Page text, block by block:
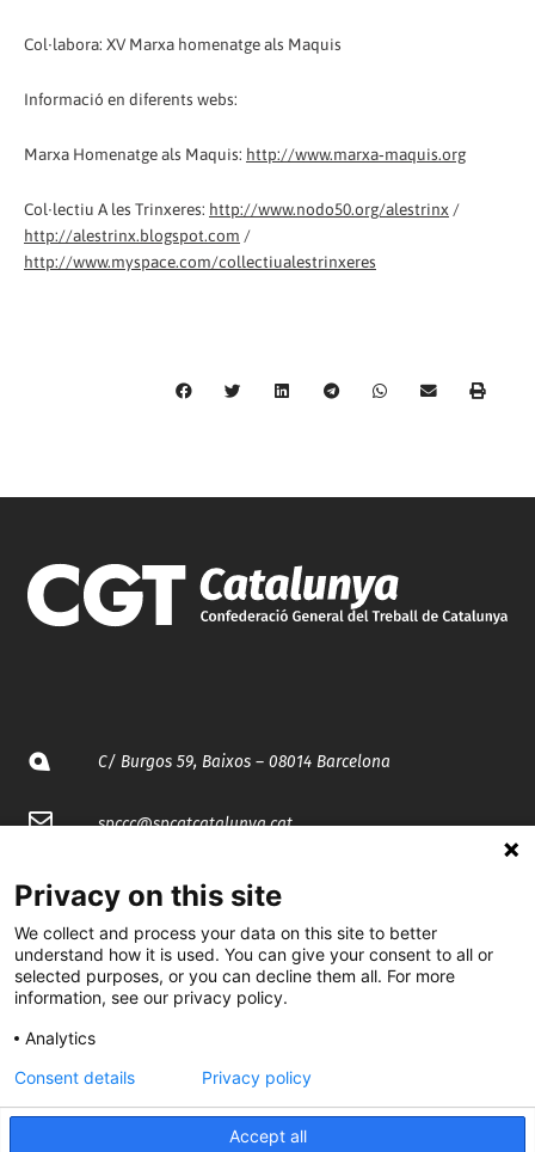
Col∙labora: XV Marxa homenatge als Maquis
Informació en diferents webs:
Marxa Homenatge als Maquis: http://www.marxa‐maquis.org
Col∙lectiu A les Trinxeres: http://www.nodo50.org/alestrinx /
http://alestrinx.blogspot.com /
http://www.myspace.com/collectiualestrinxeres
C/ Burgos 59, Baixos – 08014 Barcelona
spccc@spcgtcatalunya.cat
@CGTCatalunya
cgtcatalunya
CGTCatalunya
cgtcatalunya
Privacy on this site
We collect and process your data on this site to better
understand how it is used. You can give your consent to all or
selected purposes, or you can decline them all. For more
information, see our privacy policy.
Analytics
Accept all
Consent details Privacy policy